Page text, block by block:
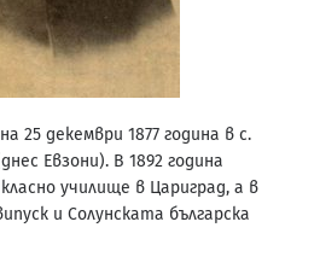
25 декември 1877 година в с.
Евзони). В 1892 година
училище в Цариград, а в
и Солунската българска